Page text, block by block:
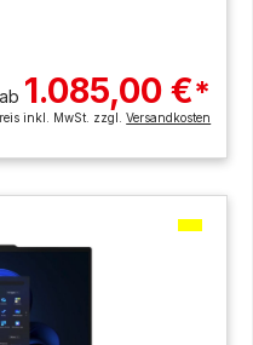
ab 1.085,00 €*
inkl. MwSt. zzgl.Versandkosten